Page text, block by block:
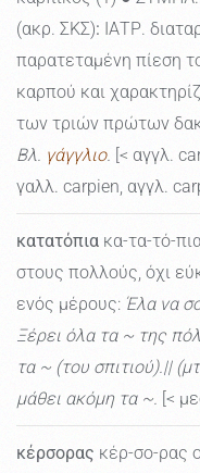
(ακρ. ΣΚΣ): ΙΑΤΡ.
παρατεταμένη πίεση
καρπού και
των τριών πρώτων
Βλ. γάγγλιο. [< αγγλ.
γαλλ. carpien, αγγλ.
κατατόπια κα-τα-τό-
στους πολλούς, όχι
ενός μέρους: Έλα να
Ξέρει όλα τα ~ της
τα ~ (του σπιτιού).||
μάθει ακόμη τα ~. [<
κέρσορας κέρ-σο-ρας